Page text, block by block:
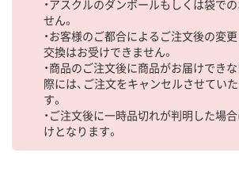
・アスクルのダンボールもしくは袋で
せん。
・お客様のご都合によるご注文後の変更
交換はお受けできません。
・商品のご注文後に商品がお届けでき
際には、ご注文をキャンセルさせてい
す。
・ご注文後に一時品切れが判明した場
けとなります。